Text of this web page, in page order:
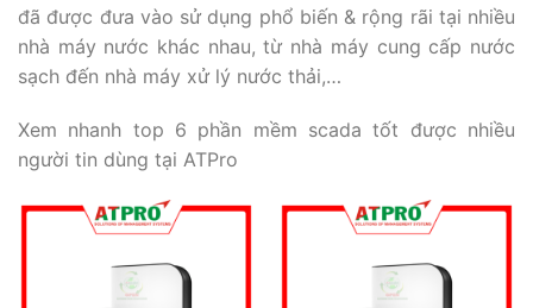
đã được đưa vào sử dụng phổ biến & rộng rãi tại nhiều
nhà máy nước khác nhau, từ nhà máy cung cấp nước
sạch đến nhà máy xử lý nước thải,…
Xem nhanh top 6 phần mềm scada tốt được nhiều
người tin dùng tại ATPro